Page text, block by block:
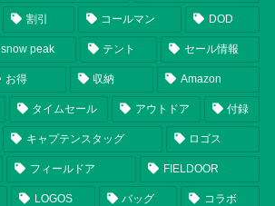
割引 コールマン DOD
snow peak テント セール情報
お得 収納 Amazon
タイムセール アウトドア 付録
キャプテンスタッグ ロゴス
フィールドア FIELDOOR
LOGOS バッグ コラボ